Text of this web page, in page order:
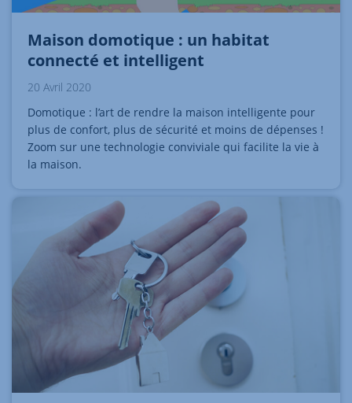
Maison domotique : un habitat
connecté et intelligent
20 Avril 2020
Domotique : l’art de rendre la maison intelligente pour
plus de confort, plus de sécurité et moins de dépenses !
Zoom sur une technologie conviviale qui facilite la vie à
la maison.